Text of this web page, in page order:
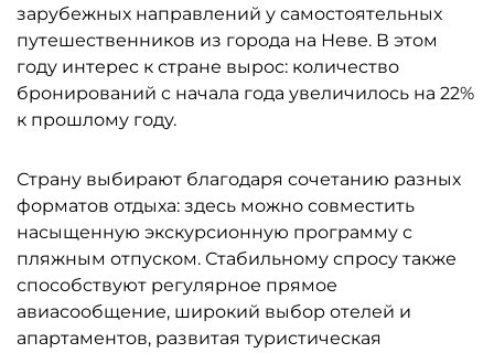
зарубежных направлений у самостоятельных
путешественников из города на Неве. В этом
году интерес к стране вырос: количество
бронирований с начала года увеличилось на 22%
к прошлому году.
Страну выбирают благодаря сочетанию разных
форматов отдыха: здесь можно совместить
насыщенную экскурсионную программу с
пляжным отпуском. Стабильному спросу также
способствуют регулярное прямое
авиасообщение, широкий выбор отелей и
апартаментов, развитая туристическая